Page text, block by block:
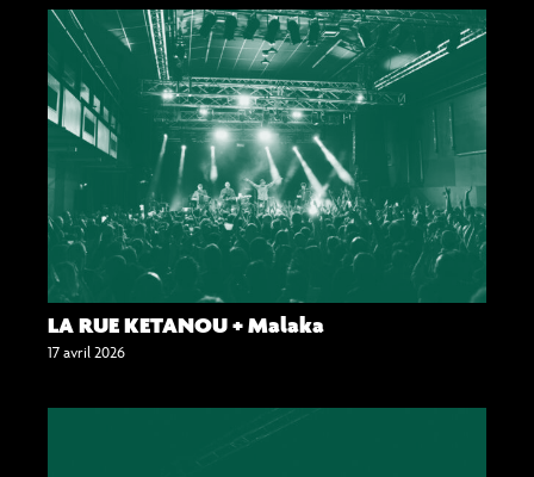
LA RUE KETANOU + Malaka
17 avril 2026